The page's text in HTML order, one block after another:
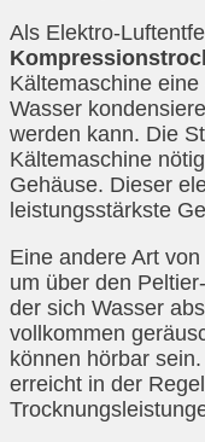
Als Elektro-
Kältemaschine
Wasser
werden kann. Die
Kältemaschine
Gehäuse. Dieser
leistungsstärkste
Eine andere Art
um über den
der sich Wasser
vollkommen
können hörbar
erreicht in der